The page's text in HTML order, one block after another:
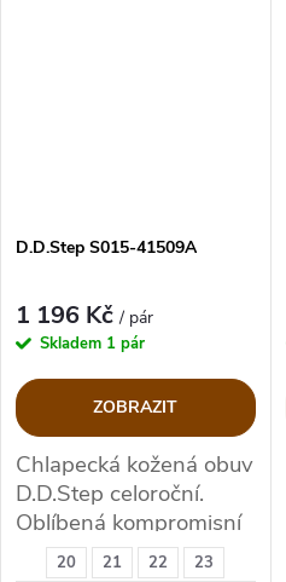
20 21 22
23
D.D.Step S015-41509A
1 196 Kč/ pár
Skladem 1 pár
ZOBRAZIT
Chlapecká kožená obuv
D.D.Step celoroční.
Oblíbená kompromisní
řada 015.